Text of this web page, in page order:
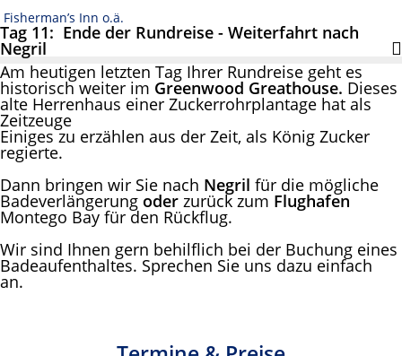
Fisherman’s Inn o.ä.
Tag 11: Ende der Rundreise - Weiterfahrt nach
Negril
Am heutigen letzten Tag Ihrer Rundreise geht es
historisch weiter im Greenwood Greathouse. Dieses
alte Herrenhaus einer Zuckerrohrplantage hat als
Zeitzeuge
Einiges zu erzählen aus der Zeit, als König Zucker
regierte.
Dann bringen wir Sie nach Negril für die mögliche
Badeverlängerung oder zurück zum Flughafen
Montego Bay für den Rückflug.
Wir sind Ihnen gern behilflich bei der Buchung eines
Badeaufenthaltes. Sprechen Sie uns dazu einfach
an.